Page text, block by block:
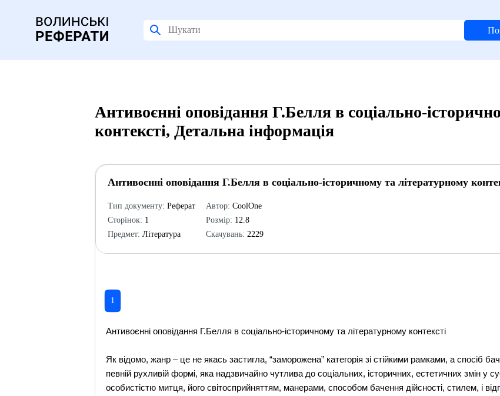
Антивоєнні оповідання Г.Белля в соціально-
контексті, Детальна інформація
Антивоєнні оповідання Г.Белля в соціально-історичному та літературному
Тип документу: Реферат
Сторінок: 1
Предмет: Література
Автор: CoolOne
Розмір: 12.8
Скачувань: 2229
1
Антивоєнні оповідання Г.Белля в соціально-історичному та літературному контексті
Як відомо, жанр – це не якась застигла, “заморожена” категорія зі стійкими рамками, а спосіб
певній рухливій формі, яка надзвичайно чутлива до соціальних, історичних, естетичних змін у
особистістю митця, його світосприйняттям, манерами, способом бачення дійсності, стилем, і